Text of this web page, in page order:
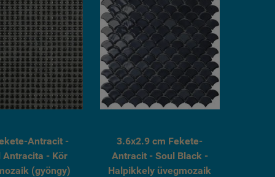
Antracit -
Antracita - Kör
(gyöngy)
3.6x2.9 cm Fekete-
Antracit - Soul Black -
Halpikkely üvegmozaik